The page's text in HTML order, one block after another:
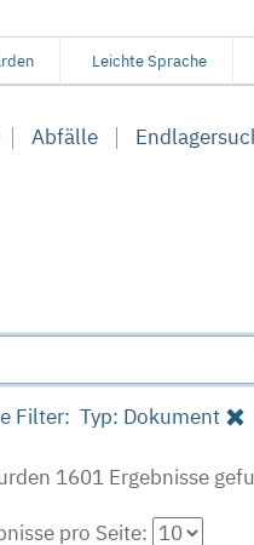
Leichte Sprache
Abfälle
Filter: Typ: Dokument
1601 Ergebnisse
pro Seite: